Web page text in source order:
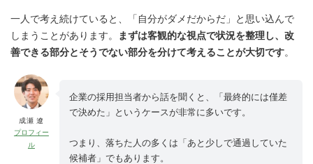
一人で考え続けていると、「自分がダメだからだ」と思い込んで
しまうことがあります。
まずは客観的な視点で状況を整理し、改
善できる部分とそうでない部分を分けて考えることが大切です。
成瀬 遼
プロフィー
ル
企業の採用担当者から話を聞くと、「最終的には僅差
で決めた」というケースが非常に多いです。
つまり、落ちた人の多くは「あと少しで通過していた
候補者」でもあります。